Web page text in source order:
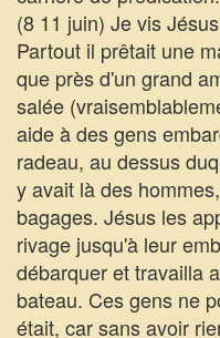
(8 11 juin) Je vis
Partout il prêtait une
que près d'un grand
salée
aide à des gens
radeau, au dessus
y avait là des
bagages. Jésus les
rivage jusqu'à leur
débarquer et travailla
bateau. Ces gens ne
était, car sans avoir